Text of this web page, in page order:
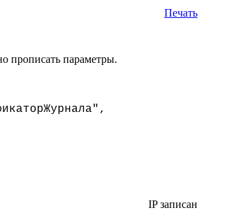
Печать
прописать параметры.
IP записан